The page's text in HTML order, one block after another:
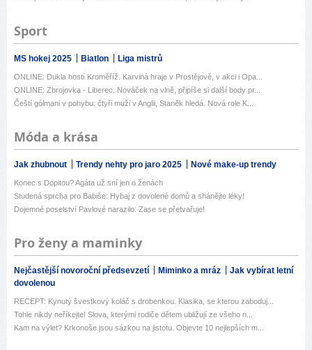
Sport
MS hokej 2025 Biatlon Liga mistrů
ONLINE: Dukla hostí Kroměříž. Karviná hraje v Prostějově, v akci i Opa...
ONLINE: Zbrojovka - Liberec. Nováček na vlně, připíše si další body pr...
Čeští gólmani v pohybu: čtyři muži v Anglii, Staněk hledá. Nová role K...
Móda a krása
Jak zhubnout Trendy nehty pro jaro 2025 Nové make-up trendy
Konec s Dopitou? Agáta už sní jen o ženách
Studená sprcha pro Babiše: Hybaj z dovolené domů a shánějte léky!
Dojemné poselství Pavlové narazilo: Zase se přetvařuje!
Pro ženy a maminky
Nejčastější novoroční předsevzetí Miminko a mráz
Jak vybírat letní
dovolenou
RECEPT: Kynutý švestkový koláč s drobenkou. Klasika, se kterou zaboduj...
Tohle nikdy neříkejte! Slova, kterými rodiče dětem ubližují ze všeho n...
Kam na výlet? Krkonoše jsou sázkou na jistotu. Objevte 10 nejlepších m...